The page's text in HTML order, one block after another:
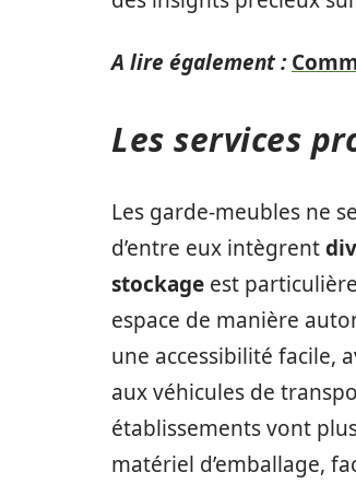
A lire également :
Les services
Les garde-meubles ne
d’entre eux intègrent
stockage est
espace de manière
une accessibilité facile,
aux véhicules de
établissements vont
matériel d’emballage,